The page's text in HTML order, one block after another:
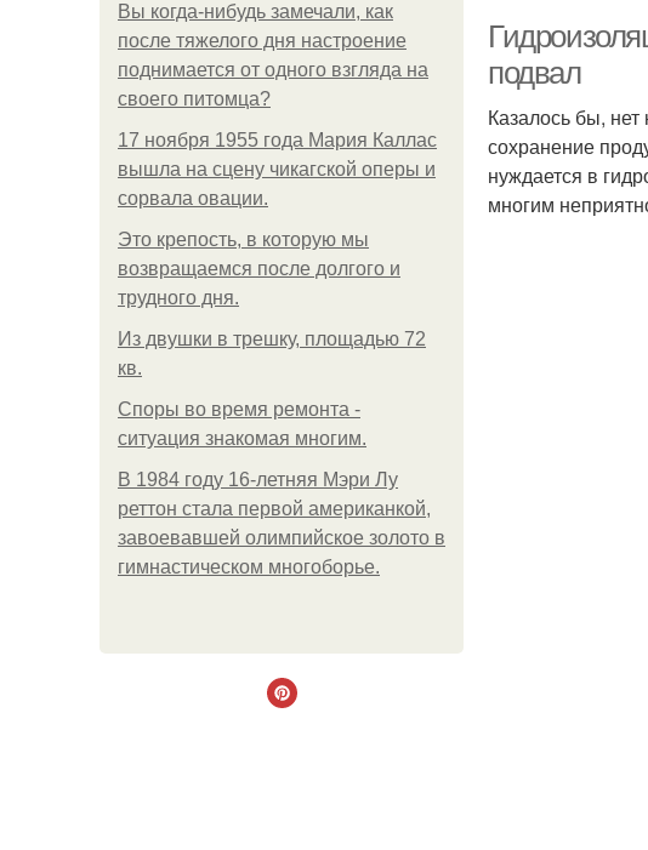
Вы когда-нибудь замечали, как
после тяжелого дня настроение
поднимается от одного взгляда на
своего питомца?
17 ноября 1955 года Мария Каллас
вышла на сцену чикагской оперы и
сорвала овации.
Это крепость, в которую мы
возвращаемся после долгого и
трудного дня.
Из двушки в трешку, площадью 72
кв.
Споры во время ремонта -
ситуация знакомая многим.
В 1984 году 16-летняя Мэри Лу
реттон стала первой американкой,
завоевавшей олимпийское золото в
гимнастическом многоборье.
подвал
Казалось бы,
сохранение
нуждается в
многим